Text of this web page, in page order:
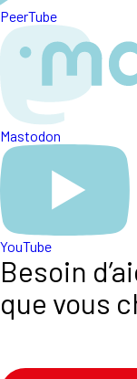
PeerTube
Mastodon
YouTube
Besoin
que vous